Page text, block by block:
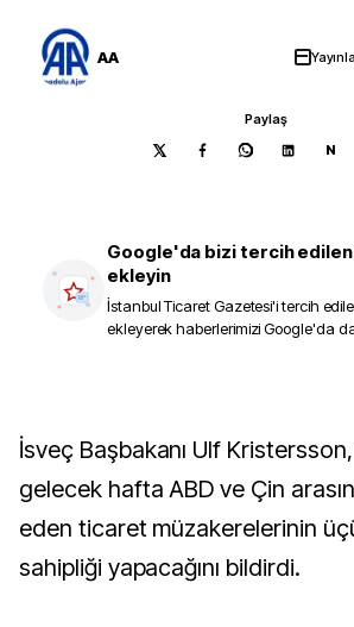
AA
Paylaş
N
Google'da bizi tercih
ekleyin
İstanbul Ticaret Gazetesi'i tercih
ekleyerek haberlerimizi Google'da
İsveç Başbakanı Ulf Kristersson, ülkesinin
gelecek hafta ABD ve Çin
eden ticaret müzakerelerinin
sahipliği yapacağını bildirdi.